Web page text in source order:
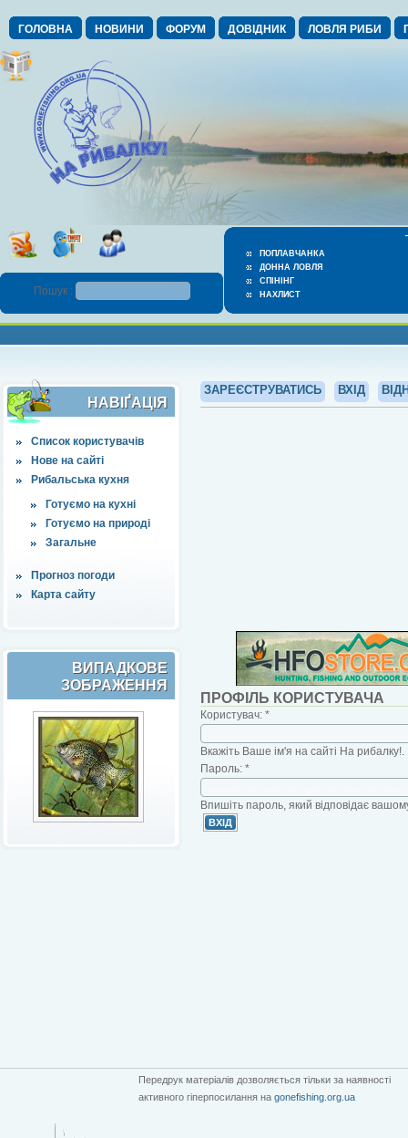
ГОЛОВНА НОВИНИ ФОРУМ ДОВІДНИК ЛОВЛЯ РИБИ
ПОПЛАВЧАНКА
ДОННА ЛОВЛЯ
СПІНІНГ
НАХЛИСТ
Пошук :
НАВІҐАЦІЯ
Список користувачів
Нове на сайті
Рибальська кухня
Готуємо на кухні
Готуємо на природі
Загальне
Прогноз погоди
Карта сайту
ВИПАДКОВЕ
ЗОБРАЖЕННЯ
ЗАРЕЄСТРУВАТИСЬ ВХІД
ПРОФІЛЬ КОРИСТУВАЧА
Користувач: *
Вкажіть Ваше ім'я на сайті На рибалку!.
Пароль: *
Впишіть пароль, який відповідає
Передрук матеріалів дозволяється тільки за наявності
активного гіперпосилання на gonefishing.org.ua